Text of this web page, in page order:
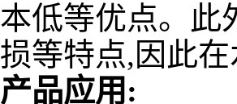
本低等优点。此
损等特点,因此
产品应用: